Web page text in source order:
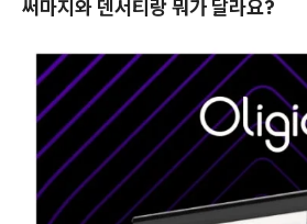
써마지와 덴서티랑 뭐가 달라요?